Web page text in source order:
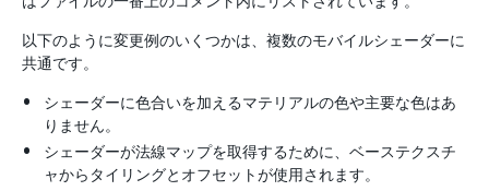
以下のように変更例のいくつかは、複数のモバイルシェーダーに
共通です。
シェーダーに色合いを加えるマテリアルの色や主要な色はあ
りません。
シェーダーが法線マップを取得するために、ベーステクスチ
ャからタイリングとオフセットが使用されます。